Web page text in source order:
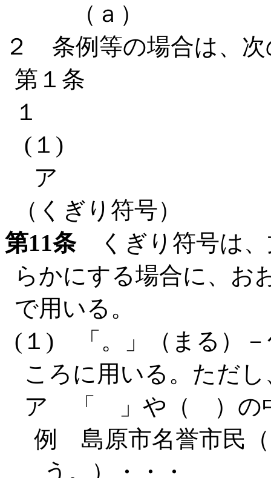
（ａ）
２ 条例等の場合は、
第１条
１
(１)
ア
（くぎり符号）
第11条くぎり符号は、
らかにする場合に、お
で用いる。
(１) 「。」（まる）
ころに用いる。ただ
ア 「 」や（ ）の中
例 島原市名誉市民
う。）・・・